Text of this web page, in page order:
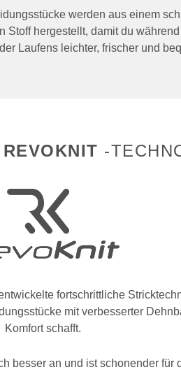
werden aus einem
Stoff hergestellt, damit du
Laufens leichter, frischer und
REVOKNIT -
fortschrittliche
mit verbesserter
Komfort schafft.
besser an und ist schonender für